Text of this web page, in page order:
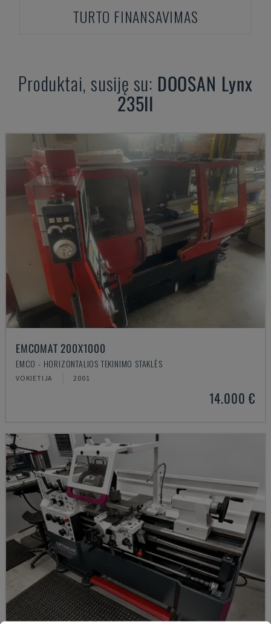
TURTO FINANSAVIMAS
Produktai, susiję su: DOOSAN Lynx
235II
EMCOMAT 200X1000
EMCO - HORIZONTALIOS TEKINIMO STAKLĖS
VOKIETIJA 2001
14.000 €